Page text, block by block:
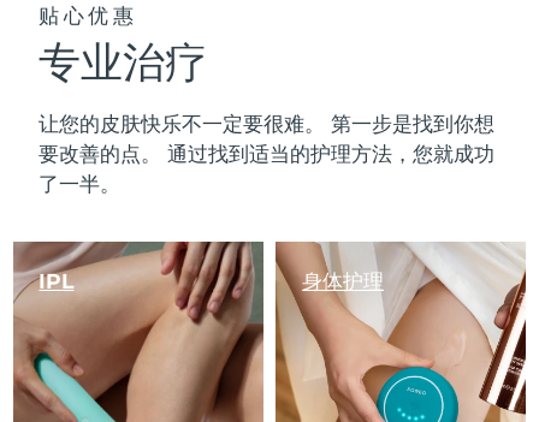
贴心优惠
专业治疗
让您的皮肤快乐不一定要很难。 第一步是找到你想
要改善的点。 通过找到适当的护理方法，您就成功
了一半。
IPL 身体护理